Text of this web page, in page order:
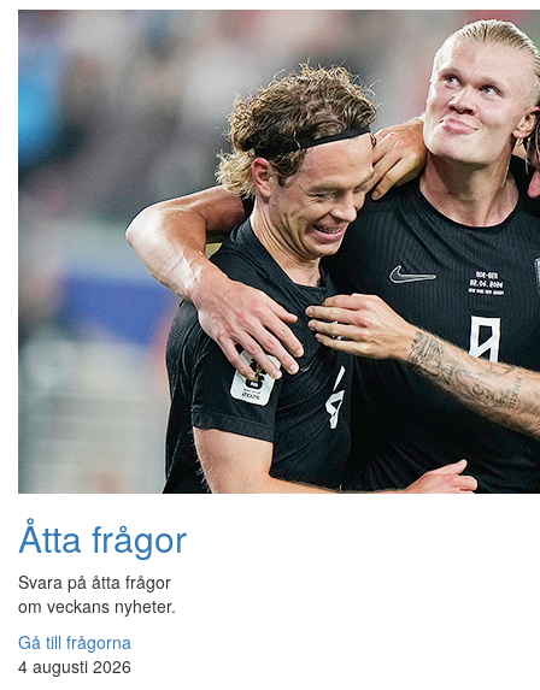
Åtta frågor
Svara på åtta frågor
om veckans nyheter.
Gå till frågorna
4 augusti 2026